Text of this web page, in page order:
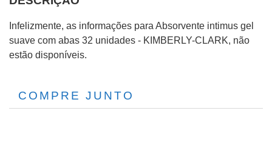
Infelizmente, as informações para Absorvente intimus gel
suave com abas 32 unidades - KIMBERLY-CLARK, não
estão disponíveis.
COMPRE JUNTO